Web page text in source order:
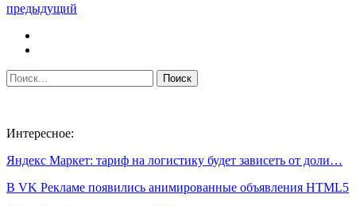
предыдущий
Интересное:
Яндекс Маркет: тариф на логистику будет зависеть от доли…
В VK Рекламе появились анимированные объявления HTML5